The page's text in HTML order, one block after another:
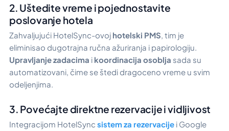
2. Uštedite vreme i pojednostavite
poslovanje hotela
Zahvaljujući HotelSync-ovoj hotelski PMS , tim je
eliminisao dugotrajna ručna ažuriranja i papirologiju.
Upravljanje zadacima i koordinacija osoblja sada su
automatizovani, čime se štedi dragoceno vreme u svim
odeljenjima.
3. Povećajte direktne rezervacije i vidljivost
Integracijom HotelSync sistem za rezervacije i Google